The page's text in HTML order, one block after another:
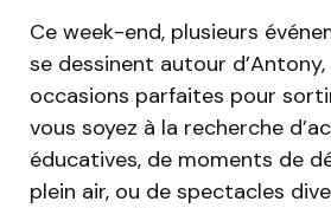
Ce week-end, plusieurs
se dessinent autour
occasions parfaites pour
vous soyez à la recherche
éducatives, de moments de
plein air, ou de spectacles